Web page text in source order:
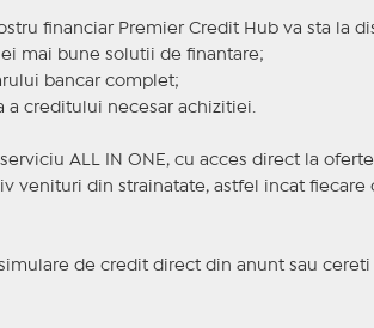
financiar Premier Credit Hub va sta la
mai bune solutii de finantare;
bancar complet;
a creditului necesar achizitiei.
ALL IN ONE, cu acces direct la
venituri din strainatate, astfel incat
de credit direct din anunt sau